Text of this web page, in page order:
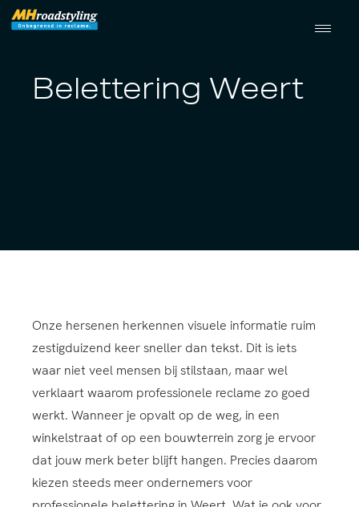
Belettering Weert
Onze hersenen herkennen visuele informatie ruim
zestigduizend keer sneller dan tekst. Dit is iets
waar niet veel mensen bij stilstaan, maar wel
verklaart waarom professionele reclame zo goed
werkt. Wanneer je opvalt op de weg, in een
winkelstraat of op een bouwterrein zorg je ervoor
dat jouw merk beter blijft hangen. Precies daarom
kiezen steeds meer ondernemers voor